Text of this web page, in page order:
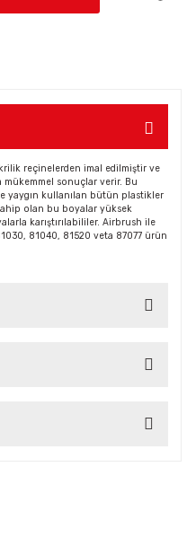
reçinelerden imal edilmiştir ve
mükemmel sonuçlar verir. Bu
yaygın kullanılan bütün plastikler
olan bu boyalar yüksek
karıştırılabililer. Airbrush ile
81040, 81520 veta 87077 ürün